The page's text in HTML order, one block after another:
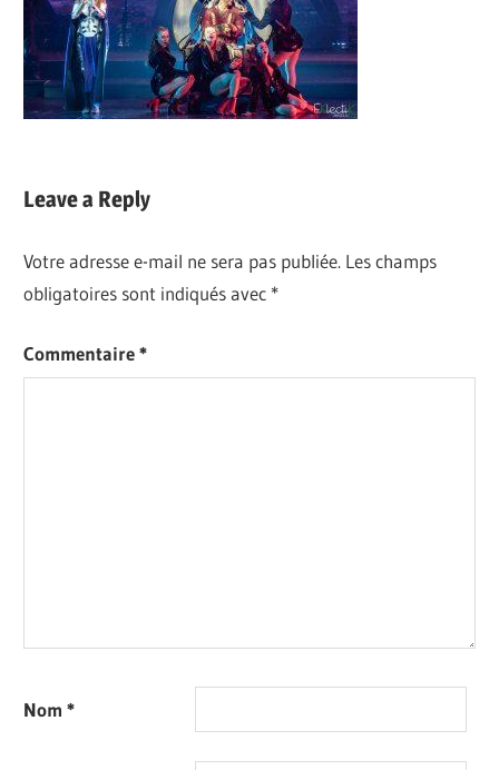
Leave a Reply
Votre adresse e-mail ne sera pas publiée. Les champs
obligatoires sont indiqués avec *
Commentaire*
Nom*